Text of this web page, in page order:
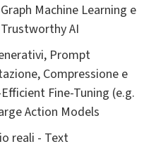
Machine Learning e
AI
Prompt
Compressione e
Fine-Tuning (e.g.
Action Models
reali - Text